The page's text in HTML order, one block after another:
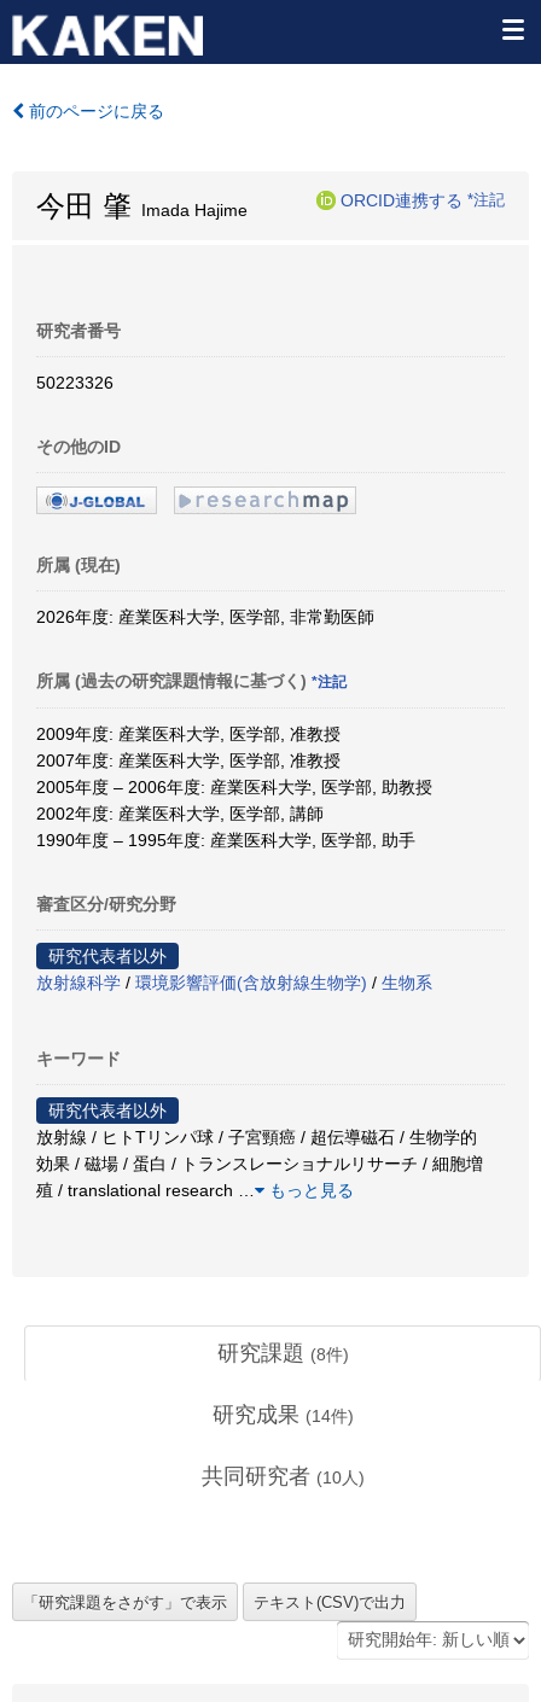
前のページに戻る
今田 肇 Imada Hajime
ORCID連携する *注記
研究者番号
50223326
その他のID
所属 (現在)
2026年度: 産業医科大学, 医学部, 非常勤医師
所属 (過去の研究課題情報に基づく) *注記
2009年度: 産業医科大学, 医学部, 准教授
2007年度: 産業医科大学, 医学部, 准教授
2005年度 – 2006年度: 産業医科大学, 医学部, 助教授
2002年度: 産業医科大学, 医学部, 講師
1990年度 – 1995年度: 産業医科大学, 医学部, 助手
審査区分/研究分野
研究代表者以外
放射線科学 / 環境影響評価(含放射線生物学) / 生物系
キーワード
研究代表者以外
放射線 / ヒトTリンパ球 / 子宮頸癌 / 超伝導磁石 / 生物学的
効果 / 磁場 / 蛋白 / トランスレーショナルリサーチ / 細胞増
殖 / translational research
もっと見る
研究課題 (8件)
研究成果 (14件)
共同研究者 (10人)